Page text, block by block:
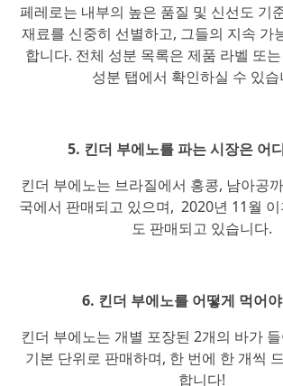
페레로는 내부의 높은 품질 및 신선도 기
재료를 신중히 선별하고, 그들의 지속 가
합니다. 전체 성분 목록은 제품 라벨 또
성분 탭에서 확인하실 수 있습
5. 킨더 부에노를 파는 시장은 어
킨더 부에노는 브라질에서 홍콩, 남아공
국에서 판매되고 있으며, 2020년 11월
도 판매되고 있습니다.
6. 킨더 부에노를 어떻게 먹어
킨더 부에노는 개별 포장된 2개의 바가
기본 단위로 판매하며, 한 번에 한 개씩
합니다!